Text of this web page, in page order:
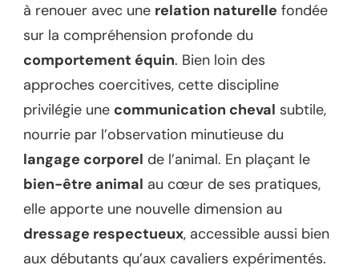
à renouer avec une relation naturelle fondée
sur la compréhension profonde du
comportement équin. Bien loin des
approches coercitives, cette discipline
privilégie une communication cheval subtile,
nourrie par l’observation minutieuse du
langage corporel de l’animal. En plaçant le
bien-être animal au cœur de ses pratiques,
elle apporte une nouvelle dimension au
dressage respectueux, accessible aussi bien
aux débutants qu’aux cavaliers expérimentés.